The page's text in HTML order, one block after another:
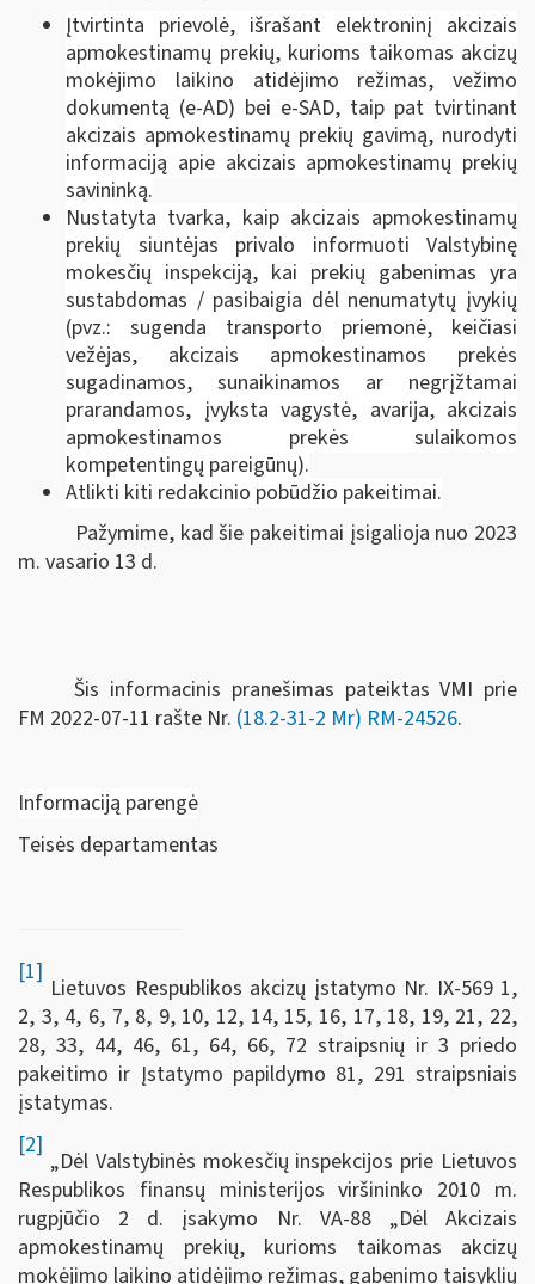
Įtvirtinta prievolė, išrašant elektroninį akcizais
apmokestinamų prekių, kurioms taikomas akcizų
mokėjimo laikino atidėjimo režimas, vežimo
dokumentą (e-AD) bei e-SAD, taip pat tvirtinant
akcizais apmokestinamų prekių gavimą, nurodyti
informaciją apie akcizais apmokestinamų prekių
savininką.
Nustatyta tvarka, kaip akcizais apmokestinamų
prekių siuntėjas privalo informuoti Valstybinę
mokesčių inspekciją, kai prekių gabenimas yra
sustabdomas / pasibaigia dėl nenumatytų įvykių
(pvz.: sugenda transporto priemonė, keičiasi
vežėjas, akcizais apmokestinamos prekės
sugadinamos, sunaikinamos ar negrįžtamai
prarandamos, įvyksta vagystė, avarija, akcizais
apmokestinamos prekės sulaikomos
kompetentingų pareigūnų).
Atlikti kiti redakcinio pobūdžio pakeitimai.
Pažymime, kad šie pakeitimai įsigalioja nuo 2023
m. vasario 13 d.
Šis informacinis pranešimas pateiktas VMI prie
FM 2022-07-11 rašte Nr. (18.2-31-2 Mr) RM-24526.
Informaciją parengė
Teisės departamentas
[1]
Lietuvos Respublikos akcizų įstatymo Nr. IX-569 1,
2, 3, 4, 6, 7, 8, 9, 10, 12, 14, 15, 16, 17, 18, 19, 21, 22,
28, 33, 44, 46, 61, 64, 66, 72 straipsnių ir 3 priedo
pakeitimo ir Įstatymo papildymo 81, 291 straipsniais
įstatymas.
[2]
„Dėl Valstybinės mokesčių inspekcijos prie Lietuvos
Respublikos finansų ministerijos viršininko 2010 m.
rugpjūčio 2 d. įsakymo Nr. VA-88 „Dėl Akcizais
apmokestinamų prekių, kurioms taikomas akcizų
mokėjimo laikino atidėjimo režimas, gabenimo taisyklių